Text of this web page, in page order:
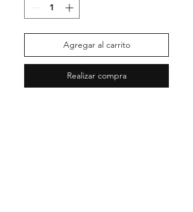
Agregar al carrito
Realizar compra